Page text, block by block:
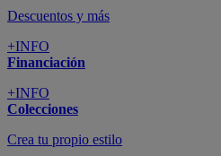
Descuentos y más
+INFO
Financiación
+INFO
Colecciones
Crea tu propio estilo